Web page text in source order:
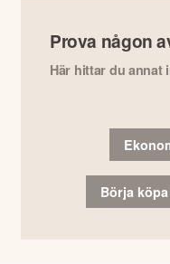
Prova någon
Här hittar du annat
Börja